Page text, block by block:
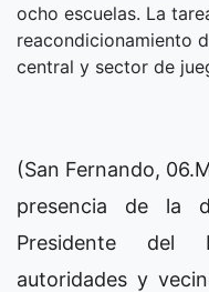
ocho escuelas. La
reacondicionamiento
central y sector de
(San Fernando,
presencia de la
Presidente del
autoridades y